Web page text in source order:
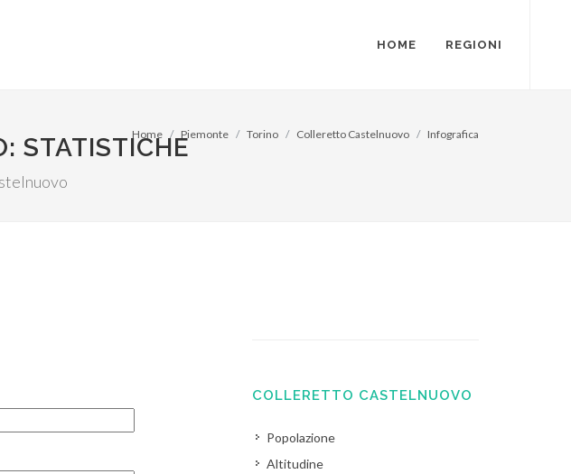
HOME REGIONI
STATISTICHE
Home Piemonte Torino Colleretto Castelnuovo Infografica
COLLERETTO CASTELNUOVO
Popolazione
Altitudine